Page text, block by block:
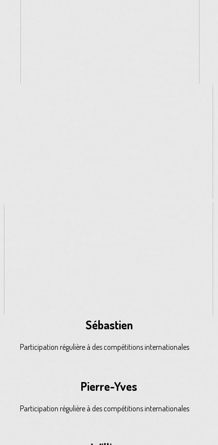
Sébastien
Participation régulière à des compétitions internationales
Pierre-Yves
Participation régulière à des compétitions internationales